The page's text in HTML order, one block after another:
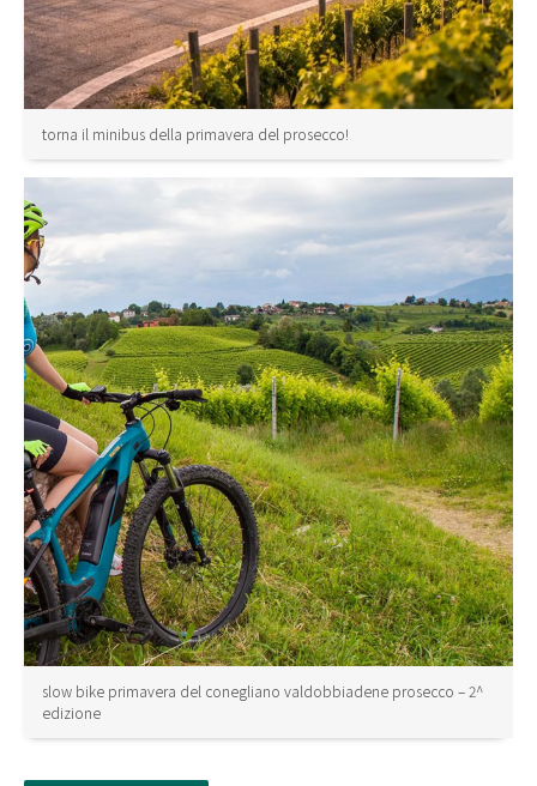
torna il minibus della primavera del prosecco!
slow bike primavera del conegliano valdobbiadene prosecco – 2^
edizione